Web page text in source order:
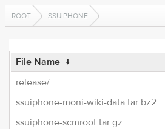
ROOT SSUIPHONE
File Name ↓
release/
ssuiphone-moni-wiki-data.tar.bz2
ssuiphone-scmroot.tar.gz